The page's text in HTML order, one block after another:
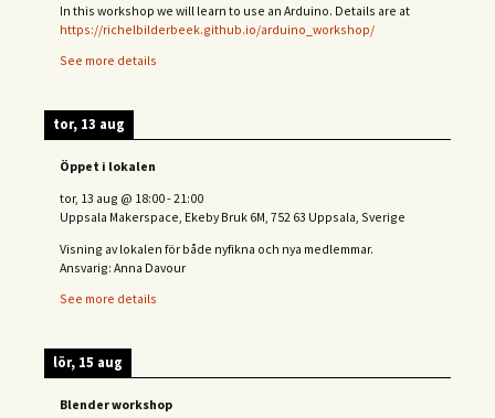
In this workshop we will learn to use an Arduino. Details are at
https://richelbilderbeek.github.io/arduino_workshop/
See more details
tor, 13 aug
Öppet i lokalen
tor, 13 aug @ 18:00-21:00
Uppsala Makerspace, Ekeby Bruk 6M, 752 63 Uppsala, Sverige
Visning av lokalen för både nyfikna och nya medlemmar.
Ansvarig: Anna Davour
See more details
lör, 15 aug
Blender workshop